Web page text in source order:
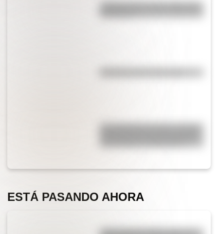
¿Sabías cómo fue la infancia de
San Clemente del Tuyú: conocé
más visitadas de Argentina
ESTÁ PASANDO AHORA
¿Qué significa SOS y cómo se